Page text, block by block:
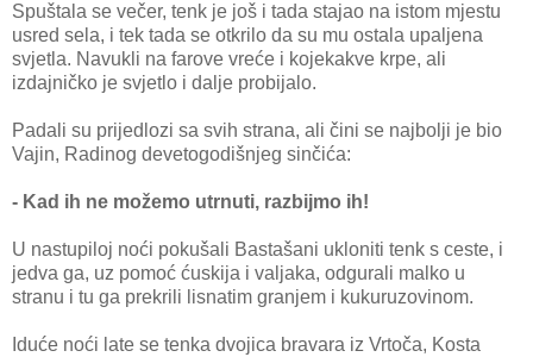
Spuštala se večer, tenk je još i tada stajao na istom mjestu
usred sela, i tek tada se otkrilo da su mu ostala upaljena
svjetla. Navukli na farove vreće i kojekakve krpe, ali
izdajničko je svjetlo i dalje probijalo.
Padali su prijedlozi sa svih strana, ali čini se najbolji je bio
Vajin, Radinog devetogodišnjeg sinčića:
- Kad ih ne možemo utrnuti, razbijmo ih!
U nastupiloj noći pokušali Bastašani ukloniti tenk s ceste, i
jedva ga, uz pomoć ćuskija i valjaka, odgurali malko u
stranu i tu ga prekrili lisnatim granjem i kukuruzovinom.
Iduće noći late se tenka dvojica bravara iz Vrtoča, Kosta